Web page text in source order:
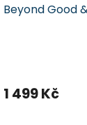
Beyond Good
1 499 Kč